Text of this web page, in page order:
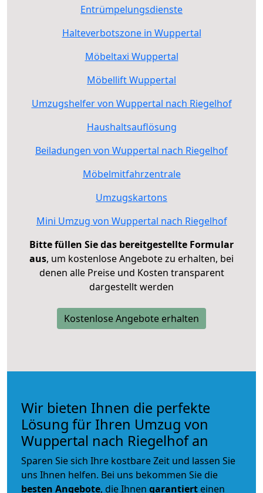
Entrümpelungsdienste
Halteverbotszone in Wuppertal
Möbeltaxi Wuppertal
Möbellift Wuppertal
Umzugshelfer von Wuppertal nach Riegelhof
Haushaltsauflösung
Beiladungen von Wuppertal nach Riegelhof
Möbelmitfahrzentrale
Umzugskartons
Mini Umzug von Wuppertal nach Riegelhof
Bitte füllen Sie das bereitgestellte Formular
aus, um kostenlose Angebote zu erhalten, bei
denen alle Preise und Kosten transparent
dargestellt werden
Kostenlose Angebote erhalten
Wir bieten Ihnen die perfekte
Lösung für Ihren Umzug von
Wuppertal nach Riegelhof an
Sparen Sie sich Ihre kostbare Zeit und lassen Sie
uns Ihnen helfen. Bei uns bekommen Sie die
besten Angebote, die Ihnen garantiert einen